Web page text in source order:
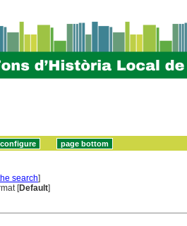
search]
[Default]